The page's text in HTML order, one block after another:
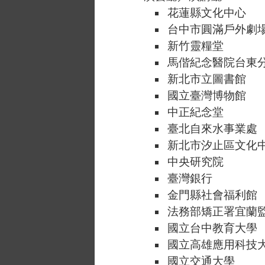
花蓮縣文化中心
台中市圓滿戶外劇
新竹靈糧堂
馬偕紀念醫院台東
新北市立圖書館
國立臺灣博物館
中正紀念堂
臺北自來水事業處
新北市汐止區文化
中央研究院
臺灣銀行
金門縣社會福利館
法務部矯正署宜蘭
國立台中教育大學
國立高雄應用科技
國立交通大學